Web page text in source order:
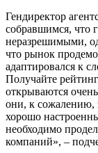
Гендиректор
собравшимся, что
неразрешимыми,
что рынок
адаптировался к
Получайте
открываются
они, к сожалению,
хорошо
необходимо
компаний», –